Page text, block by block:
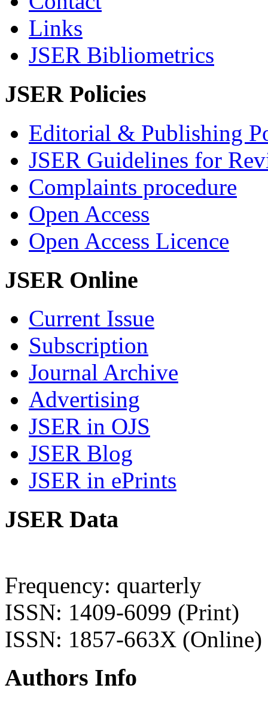
Links
JSER Bibliometrics
JSER Policies
Editorial & Publishing
JSER Guidelines for
Complaints procedure
Open Access
Open Access Licence
JSER Online
Current Issue
Subscription
Journal Archive
Advertising
JSER in OJS
JSER Blog
JSER in ePrints
JSER Data
Frequency: quarterly
ISSN: 1409-6099 (Print)
ISSN: 1857-663X (Online)
Authors Info